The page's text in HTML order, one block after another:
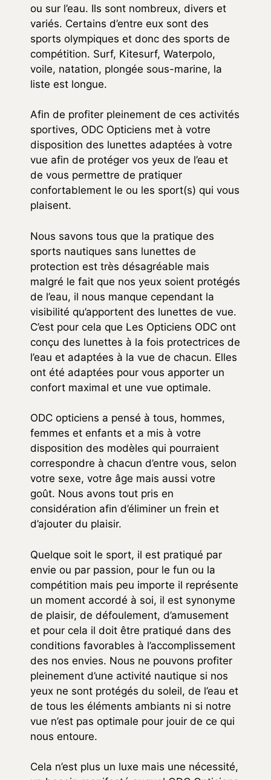
ou sur l’eau. Ils sont nombreux, divers et
variés. Certains d’entre eux sont des
sports olympiques et donc des sports de
compétition. Surf, Kitesurf, Waterpolo,
voile, natation, plongée sous-marine, la
liste est longue.
Afin de profiter pleinement de ces activités
sportives, ODC Opticiens met à votre
disposition des lunettes adaptées à votre
vue afin de protéger vos yeux de l’eau et
de vous permettre de pratiquer
confortablement le ou les sport(s) qui vous
plaisent.
Nous savons tous que la pratique des
sports nautiques sans lunettes de
protection est très désagréable mais
malgré le fait que nos yeux soient protégés
de l’eau, il nous manque cependant la
visibilité qu’apportent des lunettes de vue.
C’est pour cela que Les Opticiens ODC ont
conçu des lunettes à la fois protectrices de
l’eau et adaptées à la vue de chacun. Elles
ont été adaptées pour vous apporter un
confort maximal et une vue optimale.
ODC opticiens a pensé à tous, hommes,
femmes et enfants et a mis à votre
disposition des modèles qui pourraient
correspondre à chacun d’entre vous, selon
votre sexe, votre âge mais aussi votre
goût. Nous avons tout pris en
considération afin d’éliminer un frein et
d’ajouter du plaisir.
Quelque soit le sport, il est pratiqué par
envie ou par passion, pour le fun ou la
compétition mais peu importe il représente
un moment accordé à soi, il est synonyme
de plaisir, de défoulement, d’amusement
et pour cela il doit être pratiqué dans des
conditions favorables à l’accomplissement
des nos envies. Nous ne pouvons profiter
pleinement d’une activité nautique si nos
yeux ne sont protégés du soleil, de l’eau et
de tous les éléments ambiants ni si notre
vue n’est pas optimale pour jouir de ce qui
nous entoure.
Cela n’est plus un luxe mais une nécessité,